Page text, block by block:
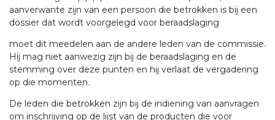
aanverwante zijn van een persoon die betrokken is bij een
dossier dat wordt voorgelegd voor beraadslaging
moet dit meedelen aan de andere leden van de commissie.
Hij mag niet aanwezig zijn bij de beraadslaging en de
stemming over deze punten en hij verlaat de vergadering
op die momenten.
De leden die betrokken zijn bij de indiening van aanvragen
om inschrijving op de lijst van de producten die voor